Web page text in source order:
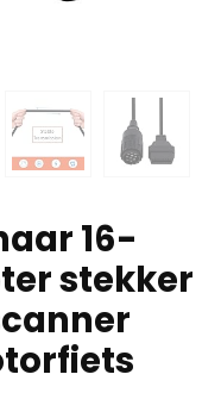
16-
stekker